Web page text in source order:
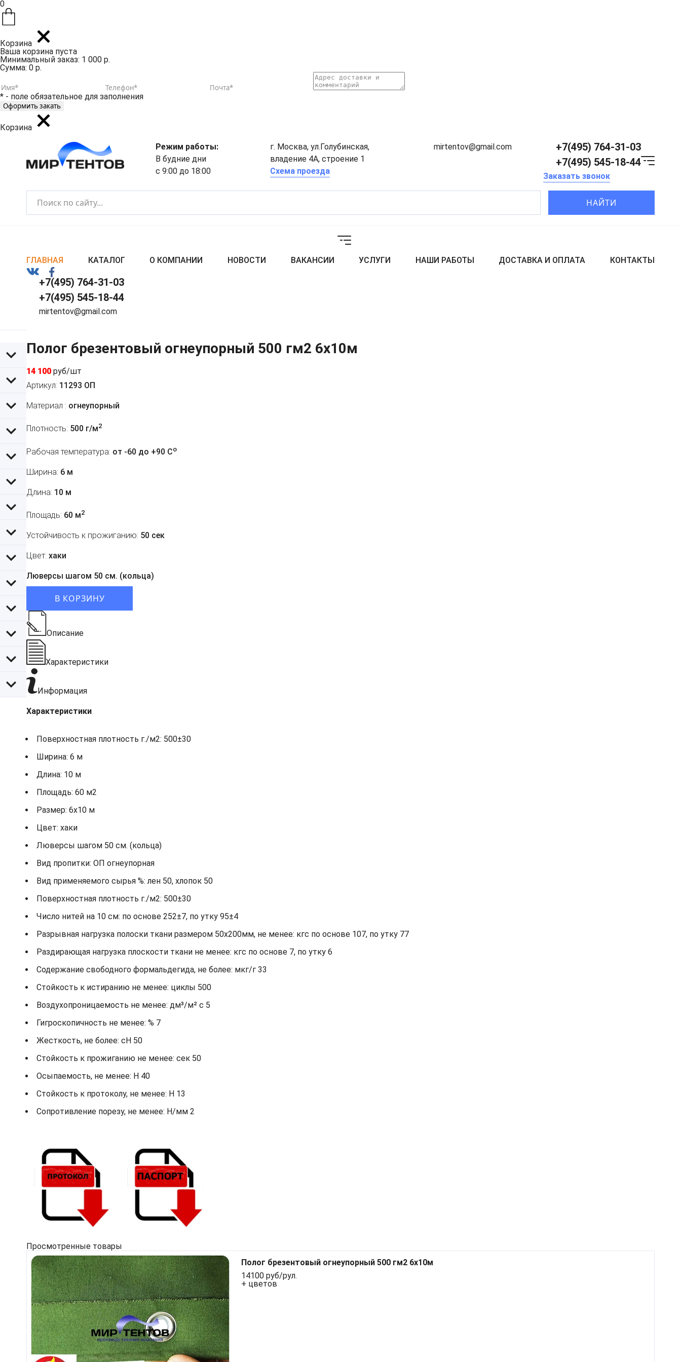
0
Корзина
Ваша корзина пуста
Минимальный заказ: 1 000 р.
Сумма: 0 р.
* - поле обязательное для заполнения
Корзина
Режим работы:
В будние дни
с 9:00 до 18:00
г. Москва, ул.Голубинская,
владение 4А, строение 1
Схема проезда
mirtentov@gmail.com
+7(495) 764-31-03
+7(495) 545-18-44
Заказать звонок
НАЙТИ
ГЛАВНАЯ КАТАЛОГ О КОМПАНИИ НОВОСТИ ВАКАНСИИ УСЛУГИ НАШИ РАБОТЫ ДОСТАВКА И ОПЛАТА КОНТАКТЫ
+7(495) 764-31-03
+7(495) 545-18-44
mirtentov@gmail.com
Полог брезентовый огнеупорный 500 гм2 6x10м
14 100 руб/шт
Артикул: 11293 ОП
Материал : огнеупорный
Плотность: 500 г/м2
Рабочая температура: от -60 до +90 Co
Ширина: 6 м
Длина: 10 м
Площадь: 60 м2
Устойчивость к прожиганию: 50 сек
Цвет: хаки
Люверсы шагом 50 см. (кольца)
В КОРЗИНУ
Описание
Характеристики
Информация
Характеристики
Поверхностная плотность г./м2: 500±30
Ширина: 6 м
Длина: 10 м
Площадь: 60 м2
Размер: 6х10 м
Цвет: хаки
Люверсы шагом 50 см. (кольца)
Вид пропитки: ОП огнеупорная
Вид применяемого сырья %: лен 50, хлопок 50
Поверхностная плотность г./м2: 500±30
Число нитей на 10 см: по основе 252±7, по утку 95±4
Разрывная нагрузка полоски ткани размером 50х200мм, не менее: кгс по основе 107, по утку 77
Раздирающая нагрузка плоскости ткани не менее: кгс по основе 7, по утку 6
Содержание свободного формальдегида, не более: мкг/г 33
Стойкость к истиранию не менее: циклы 500
Воздухопроницаемость не менее: дм³/м² с 5
Гигроскопичность не менее: % 7
Жесткость, не более: cH 50
Стойкость к прожиганию не менее: сек 50
Осыпаемость, не менее: H 40
Стойкость к протоколу, не менее: H 13
Сопротивление порезу, не менее: Н/мм 2
Просмотренные товары
Полог брезентовый огнеупорный 500 гм2 6x10м
14100 руб/рул.
+ цветов